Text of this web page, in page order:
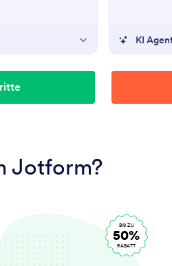
KI
Jotform?
BIS ZU
50%
RABATT